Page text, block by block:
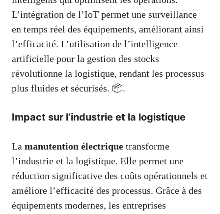
L’intégration de l’IoT permet une surveillance
en temps réel des équipements, améliorant ainsi
l’efficacité. L’utilisation de l’intelligence
artificielle pour la gestion des stocks
révolutionne la logistique, rendant les processus
plus fluides et sécurisés. 📦.
Impact sur l’industrie et la logistique
La manutention électrique transforme
l’industrie et la logistique. Elle permet une
réduction significative des coûts opérationnels et
améliore l’efficacité des processus. Grâce à des
équipements modernes, les entreprises